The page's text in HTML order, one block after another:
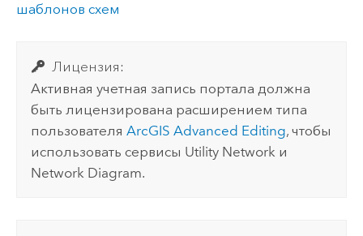
шаблонов схем
Лицензия:
Активная учетная запись портала должна
быть лицензирована расширением типа
пользователяArcGIS Advanced Editing, чтобы
использовать сервисы Utility Network и
Network Diagram.